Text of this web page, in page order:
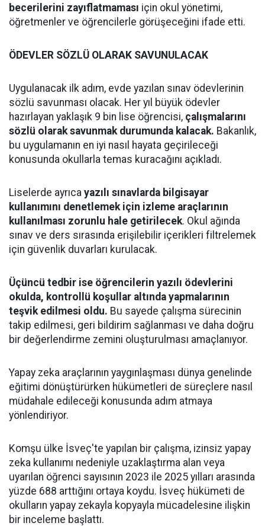
becerilerini zayıflatmaması için okul yönetimi,
öğretmenler ve öğrencilerle görüşeceğini ifade etti.
ÖDEVLER SÖZLÜ OLARAK SAVUNULACAK
Uygulanacak ilk adım, evde yazılan sınav ödevlerinin
sözlü savunması olacak. Her yıl büyük ödevler
hazırlayan yaklaşık 9 bin lise öğrencisi, çalışmalarını
sözlü olarak savunmak durumunda kalacak. Bakanlık,
bu uygulamanın en iyi nasıl hayata geçirileceği
konusunda okullarla temas kuracağını açıkladı.
Liselerde ayrıca yazılı sınavlarda bilgisayar
kullanımını denetlemek için izleme araçlarının
kullanılması zorunlu hale getirilecek. Okul ağında
sınav ve ders sırasında erişilebilir içerikleri filtrelemek
için güvenlik duvarları kurulacak.
Üçüncü tedbir ise öğrencilerin yazılı ödevlerini
okulda, kontrollü koşullar altında yapmalarının
teşvik edilmesi oldu. Bu sayede çalışma sürecinin
takip edilmesi, geri bildirim sağlanması ve daha doğru
bir değerlendirme zemini oluşturulması amaçlanıyor.
Yapay zeka araçlarının yaygınlaşması dünya genelinde
eğitimi dönüştürürken hükümetleri de süreçlere nasıl
müdahale edileceği konusunda adım atmaya
yönlendiriyor.
Komşu ülke İsveç'te yapılan bir çalışma, izinsiz yapay
zeka kullanımı nedeniyle uzaklaştırma alan veya
uyarılan öğrenci sayısının 2023 ile 2025 yılları arasında
yüzde 688 arttığını ortaya koydu. İsveç hükümeti de
okulların yapay zekayla kopyayla mücadelesine ilişkin
bir inceleme başlattı.